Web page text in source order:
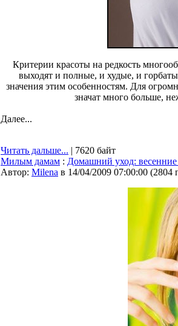
Критерии красоты на редкость
выходят и полные, и худые, и
значения этим особенностям. Для
значат много больше,
Далее...
Читать дальше... | 7620 байт
Милым дамам : Домашний уход:
Автор: Milena в 14/04/2009 07:00:00 (2804